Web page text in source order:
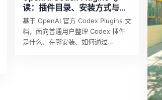
读：插件目录、安装方式与本
地打包入门
基于 OpenAI 官方 Codex Plugins 文
档，面向普通用户整理 Codex 插件
是什么、在哪安装、如何通过